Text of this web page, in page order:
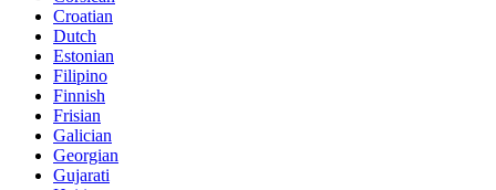
Croatian
Dutch
Estonian
Filipino
Finnish
Frisian
Galician
Georgian
Gujarati